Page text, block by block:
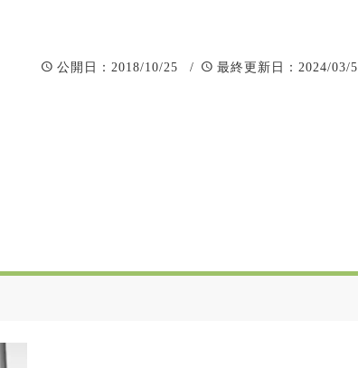
公開日 ：2018/10/25 / 最終更新日 ：2024/03/5